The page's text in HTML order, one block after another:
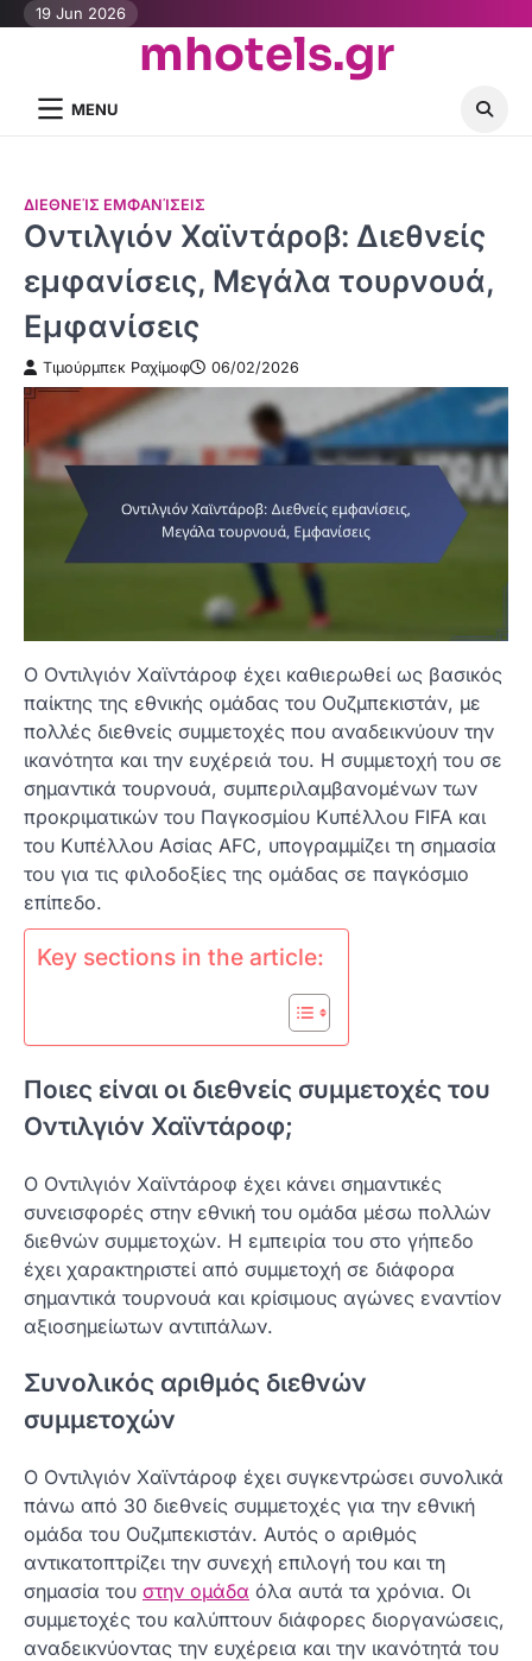
Skip19 Jun 2026
mhotels.gr
MENU
ΔΙΕΘΝΕΊΣ ΕΜΦΑΝΊΣΕΙΣ
Οντιλγιόν Χαϊντάροβ: Διεθνείς
εμφανίσεις, Μεγάλα τουρνουά,
Εμφανίσεις
Τιμούρμπεκ Ραχίμοφ 06/02/2026
Ο Οντιλγιόν Χαϊντάροφ έχει καθιερωθεί ως βασικός
παίκτης της εθνικής ομάδας του Ουζμπεκιστάν, με
πολλές διεθνείς συμμετοχές που αναδεικνύουν την
ικανότητα και την ευχέρειά του. Η συμμετοχή του σε
σημαντικά τουρνουά, συμπεριλαμβανομένων των
προκριματικών του Παγκοσμίου Κυπέλλου FIFA και
του Κυπέλλου Ασίας AFC, υπογραμμίζει τη σημασία
του για τις φιλοδοξίες της ομάδας σε παγκόσμιο
επίπεδο.
Key sections in the article:
Ποιες είναι οι διεθνείς συμμετοχές του
Οντιλγιόν Χαϊντάροφ;
Ο Οντιλγιόν Χαϊντάροφ έχει κάνει σημαντικές
συνεισφορές στην εθνική του ομάδα μέσω πολλών
διεθνών συμμετοχών. Η εμπειρία του στο γήπεδο
έχει χαρακτηριστεί από συμμετοχή σε διάφορα
σημαντικά τουρνουά και κρίσιμους αγώνες εναντίον
αξιοσημείωτων αντιπάλων.
Συνολικός αριθμός διεθνών
συμμετοχών
Ο Οντιλγιόν Χαϊντάροφ έχει συγκεντρώσει συνολικά
πάνω από 30 διεθνείς συμμετοχές για την εθνική
ομάδα του Ουζμπεκιστάν. Αυτός ο αριθμός
αντικατοπτρίζει την συνεχή επιλογή του και τη
σημασία του στην ομάδα όλα αυτά τα χρόνια. Οι
συμμετοχές του καλύπτουν διάφορες διοργανώσεις,
αναδεικνύοντας την ευχέρεια και την ικανότητά του